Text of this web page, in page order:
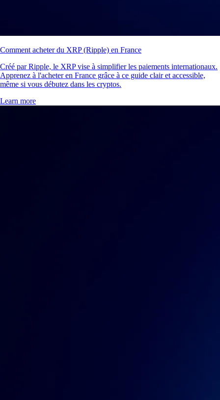
Comment acheter du XRP (Ripple) en France
Créé par Ripple, le XRP vise à simplifier les paiements internationaux.
Apprenez à l'acheter en France grâce à ce guide clair et accessible,
même si vous débutez dans les cryptos.
Learn more